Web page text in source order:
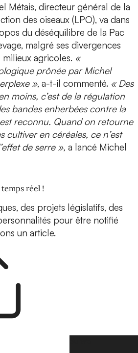
Métais, directeur général de la
des oiseaux (LPO), va dans
du déséquilibre de la Pac
malgré ses divergences
agricoles. «
prônée par Michel
», a-t-il commenté. « Des
moins, c’est de la régulation
bandes enherbées contre la
reconnu. Quand on retourne
cultiver en céréales, ce n’est
de serre », a lancé Michel
réel !
des projets législatifs, des
pour être notifié
un article.